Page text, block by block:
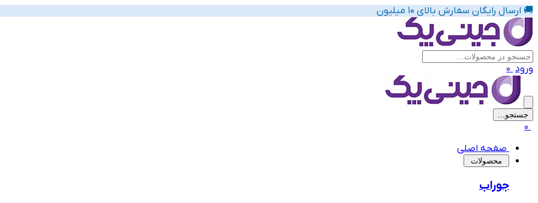
🚚 ارسال رایگان سفارش بالای 10 میلیون
ورود 0
جستجو...
0
صفحه اصلی
‌محصولات
جوراب
پیشنهاد های لباس زیر زنانه